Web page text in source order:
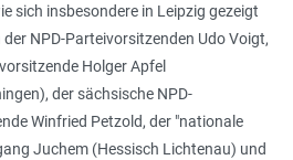
sich insbesondere in Leipzig gezeigt
NPD-Parteivorsitzenden Udo Voigt,
Holger Apfel
der sächsische NPD-
Winfried Petzold, der "nationale
Juchem (Hessisch Lichtenau) und